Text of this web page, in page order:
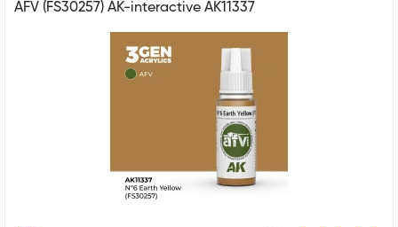
AFV (FS30257) АК-interactive AK11337